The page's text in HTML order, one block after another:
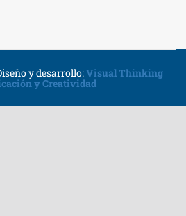
y desarrollo:Visual Thinking
y Creatividad